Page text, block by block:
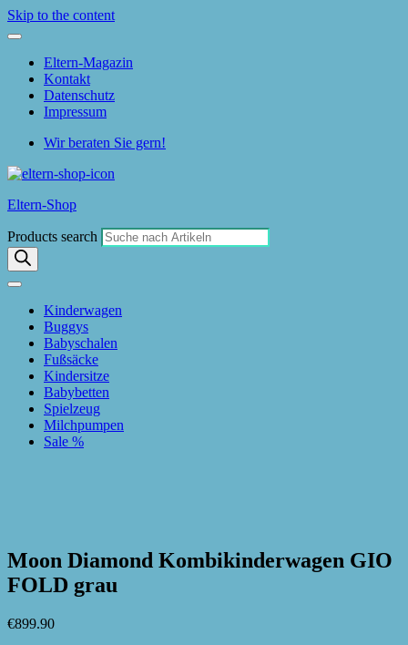
Skip to the content
Eltern-Magazin
Kontakt
Datenschutz
Impressum
Wir beraten Sie gern!
Eltern-Shop
Products search
Kinderwagen
Buggys
Babyschalen
Fußsäcke
Kindersitze
Babybetten
Spielzeug
Milchpumpen
Sale %
Moon Diamond Kombikinderwagen GIO
FOLD grau
€899.90